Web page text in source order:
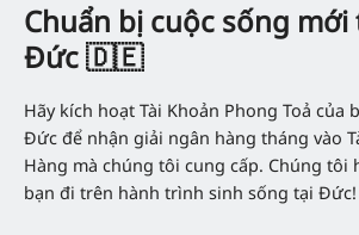
Chuẩn bị cuộc sống mới
Đức 🇩🇪
Hãy kích hoạt Tài Khoản Phong Toả của
Đức để nhận giải ngân hàng tháng vào
Hàng mà chúng tôi cung cấp. Chúng
bạn đi trên hành trình sinh sống tại Đức!